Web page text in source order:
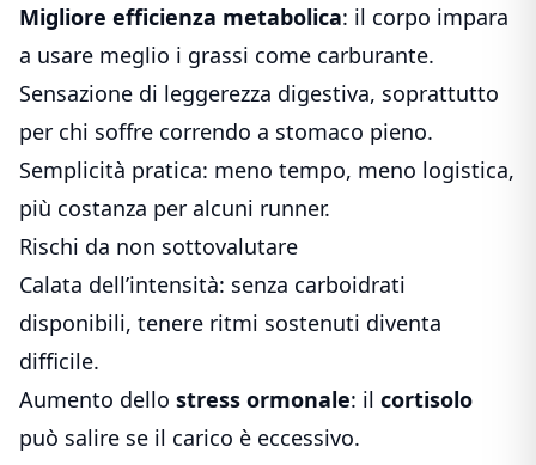
Migliore efficienza metabolica: il corpo impara
a usare meglio i grassi come carburante.
Sensazione di leggerezza digestiva, soprattutto
per chi soffre correndo a stomaco pieno.
Semplicità pratica: meno tempo, meno logistica,
più costanza per alcuni runner.
Rischi da non sottovalutare
Calata dell’intensità: senza carboidrati
disponibili, tenere ritmi sostenuti diventa
difficile.
Aumento dello stress ormonale: il cortisolo
può salire se il carico è eccessivo.